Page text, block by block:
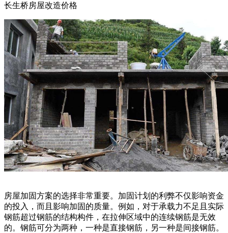
长生桥房屋改造价格
房屋加固方案的选择非常重要。加固计划的利弊不仅影响资金
的投入，而且影响加固的质量。例如，对于承载力不足且实际
钢筋超过钢筋的结构构件，在拉伸区域中的连续钢筋是无效
的。钢筋可分为两种，一种是直接钢筋，另一种是间接钢筋。